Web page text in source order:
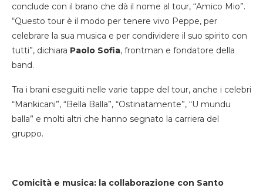
conclude con il brano che dà il nome al tour, “Amico Mio”.
“Questo tour è il modo per tenere vivo Peppe, per
celebrare la sua musica e per condividere il suo spirito con
tutti”, dichiara Paolo Sofia, frontman e fondatore della
band.
Tra i brani eseguiti nelle varie tappe del tour, anche i celebri
“Mankicani”, “Bella Balla”, “Ostinatamente”, “U mundu
balla” e molti altri che hanno segnato la carriera del
gruppo.
Comicità e musica: la collaborazione con Santo